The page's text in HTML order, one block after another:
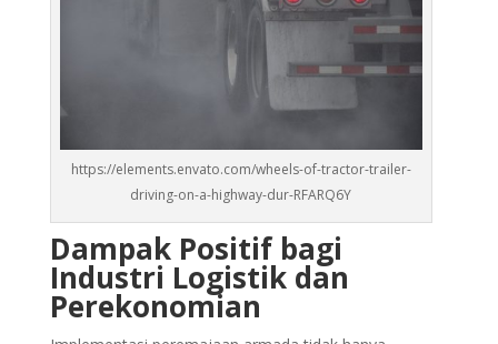
https://elements.envato.com/wheels-of-tractor-trailer-
driving-on-a-highway-dur-RFARQ6Y
Dampak Positif bagi
Industri Logistik dan
Perekonomian